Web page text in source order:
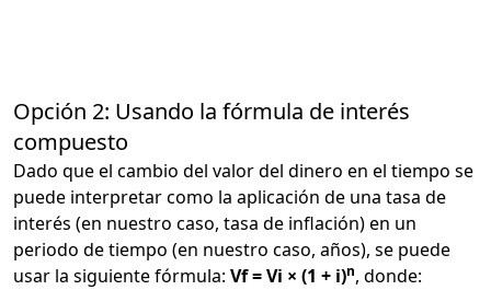
Opción 2: Usando la fórmula de interés
compuesto
Dado que el cambio del valor del dinero en el tiempo se
puede interpretar como la aplicación de una tasa de
interés (en nuestro caso, tasa de inflación) en un
periodo de tiempo (en nuestro caso, años), se puede
usar la siguiente fórmula: Vf = Vi × (1 + i)n, donde: